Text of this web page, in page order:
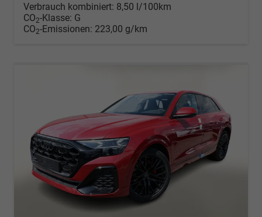
Verbrauch kombiniert: 8,50 l/100km
CO2-Klasse: G
CO2-Emissionen: 223,00 g/km